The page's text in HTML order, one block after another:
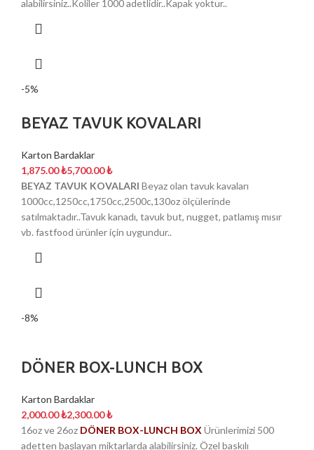
alabilirsiniz..Koliler 1000 adetlidir..Kapak yoktur..
-5%
BEYAZ TAVUK KOVALARI
Karton Bardaklar
₺
₺
BEYAZ TAVUK KOVALARI Beyaz olan tavuk kavaları
1000cc,1250cc,1750cc,2500c,130oz ölçülerinde
satılmaktadır..Tavuk kanadı, tavuk but, nugget, patlamış mısır
vb. fastfood ürünler için uygundur..
-8%
DÖNER BOX-LUNCH BOX
Karton Bardaklar
₺
₺
16oz ve 26oz DÖNER BOX-LUNCH BOX Ürünlerimizi 500
adetten başlayan miktarlarda alabilirsiniz. Özel baskılı